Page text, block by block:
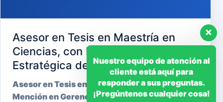
Asesor en Tesis en Maestría en
Ciencias, con Mención en Gerencia
Estratégica de Recursos Humanos
Asesor en Tesis en Maestría en Ciencias, con
Mención en Gerencia Estratégica de Recursos
Nuestro equipo de atención al
cliente está aquí para
responder a sus preguntas.
¡Pregúntenos cualquier cosa!